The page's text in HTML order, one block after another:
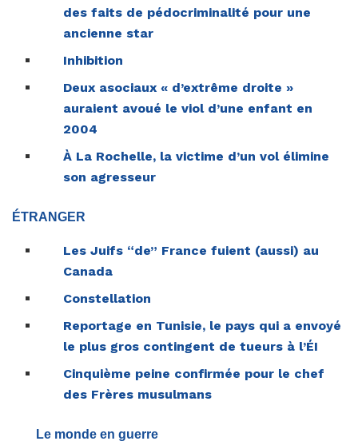
des faits de pédocriminalité pour une
ancienne star
Inhibition
Deux asociaux « d’extrême droite »
auraient avoué le viol d’une enfant en
2004
À La Rochelle, la victime d’un vol élimine
son agresseur
ÉTRANGER
Les Juifs “de” France fuient (aussi) au
Canada
Constellation
Reportage en Tunisie, le pays qui a envoyé
le plus gros contingent de tueurs à l’ÉI
Cinquième peine confirmée pour le chef
des Frères musulmans
Le monde en guerre